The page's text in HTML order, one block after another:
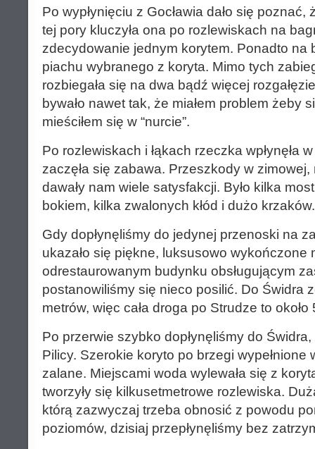
Po wypłynięciu z Gocławia dało się poznać,
tej pory kluczyła ona po rozlewiskach na
zdecydowanie jednym korytem. Ponadto na
piachu wybranego z koryta. Mimo tych
rozbiegała się na dwa bądź więcej
bywało nawet tak, że miałem problem żeby
mieściłem się w “nurcie”.
Po rozlewiskach i łąkach rzeczka wpłynęła
zaczęła się zabawa. Przeszkody w
dawały nam wiele satysfakcji. Było kilka
bokiem, kilka zwalonych kłód i dużo krzaków.
Gdy dopłynęliśmy do jedynej przenoski na
ukazało się piękne, luksusowo wykończone
odrestaurowanym budynku obsługującym
postanowiliśmy się nieco posilić. Do Świdra
metrów, więc cała droga po Strudze to
Po przerwie szybko dopłynęliśmy do
Pilicy. Szerokie koryto po brzegi
zalane. Miejscami woda wylewała się z
tworzyły się kilkusetmetrowe rozlewiska.
którą zazwyczaj trzeba obnosić z powodu
poziomów, dzisiaj przepłynęliśmy bez